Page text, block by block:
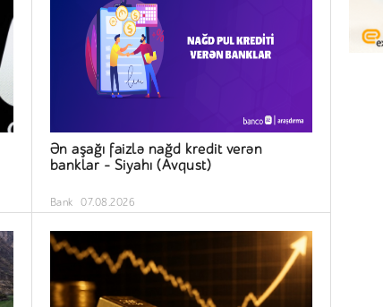
Ən aşağı faizlə nağd kredit verən
banklar – Siyahı (Avqust)
Bank 07.08.2026